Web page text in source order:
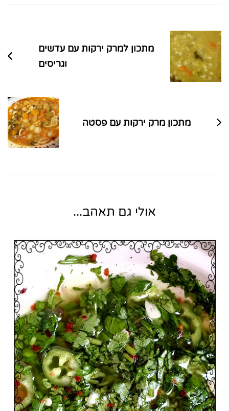
בפוסטים
מתכון למרק ירקות עם עדשים
וגריסים
מתכון מרק ירקות עם פסטה
אולי גם תאהב...